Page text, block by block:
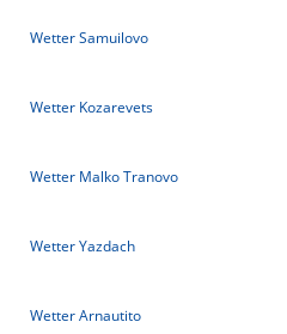
Wetter Samuilovo
Wetter Kozarevets
Wetter Malko Tranovo
Wetter Yazdach
Wetter Arnautito